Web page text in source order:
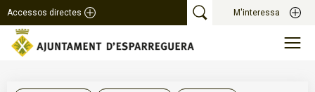
Accessos directes M'interessa